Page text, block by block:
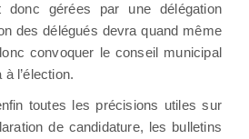
gérées par une délégation
des délégués devra quand même
convoquer le conseil municipal
l’élection.
toutes les précisions utiles sur
de candidature, les bulletins